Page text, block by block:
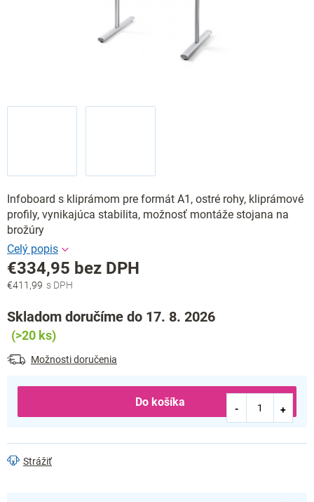
Infoboard s kliprámom pre formát A1, ostré rohy, kliprámové
profily, vynikajúca stabilita, možnosť montáže stojana na
brožúry
€411,99
€334,95 bez DPH
Jednotková
Skladom doručíme do 17. 8. 2026
(>20 ks)
Možnosti doručenia
Do košíka
Strážiť